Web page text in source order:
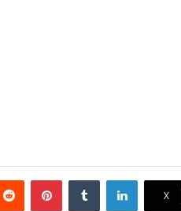
X
لينكدإن